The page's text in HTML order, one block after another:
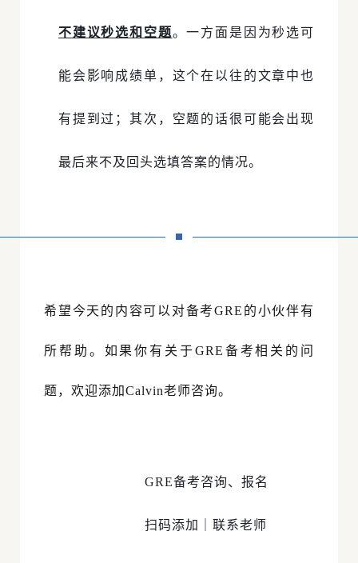
不建议秒选和空题。一方面是因为秒选可
能会影响成绩单，这个在以往的文章中也
有提到过；其次，空题的话很可能会出现
最后来不及回头选填答案的情况。
希望今天的内容可以对备考GRE的小伙伴有
所帮助。如果你有关于GRE备考相关的问
题，欢迎添加Calvin老师咨询。
GRE备考咨询、报名
扫码添加｜联系老师